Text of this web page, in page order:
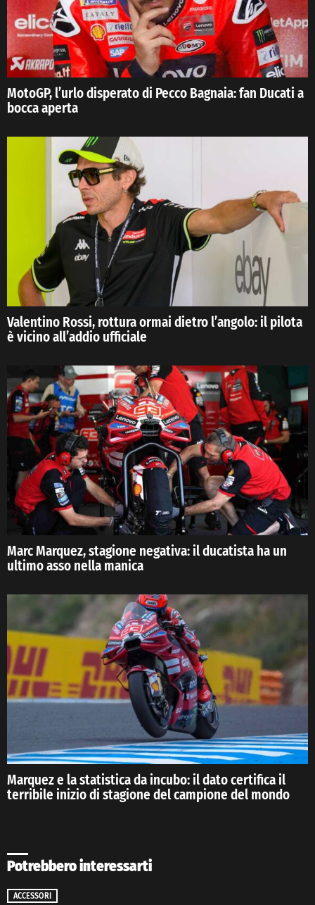
MotoGP, l’urlo disperato di Pecco Bagnaia: fan Ducati a
bocca aperta
Valentino Rossi, rottura ormai dietro l’angolo: il pilota
è vicino all’addio ufficiale
Marc Marquez, stagione negativa: il ducatista ha un
ultimo asso nella manica
Marquez e la statistica da incubo: il dato certifica il
terribile inizio di stagione del campione del mondo
Potrebbero interessarti
ACCESSORI